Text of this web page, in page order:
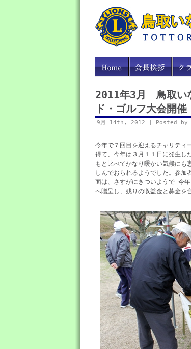
2011年3月 鳥取い
ド・ゴルフ大会開催
9月 14th, 2012 | Posted by
今年で７回目を迎えるチャリティ
得て、今年は３月１１日に発生し
もと比べてかなり暖かい気候にも
しんでおられるようでした。参加
面は、さすがにきついようで 今
へ贈呈し、残りの収益金と募金を